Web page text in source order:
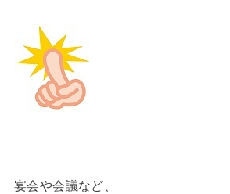
宴会や会議など、